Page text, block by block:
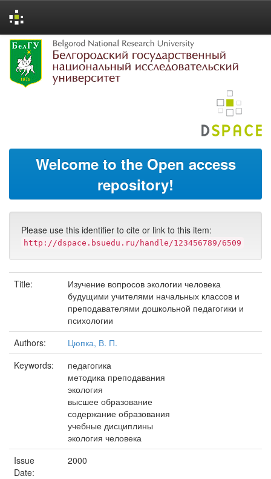
Skip
navigation
Welcome to the Open access
repository!
Please use this identifier to cite or link to this item:
http://dspace.bsuedu.ru/handle/123456789/6509
Title:
Изучение вопросов экологии человека
будущими учителями начальных классов и
преподавателями дошкольной педагогики и
психологии
Authors:
Цюпка, В. П.
Keywords:
педагогика
методика преподавания
экология
высшее образование
содержание образования
учебные дисциплины
экология человека
Issue
Date:
2000